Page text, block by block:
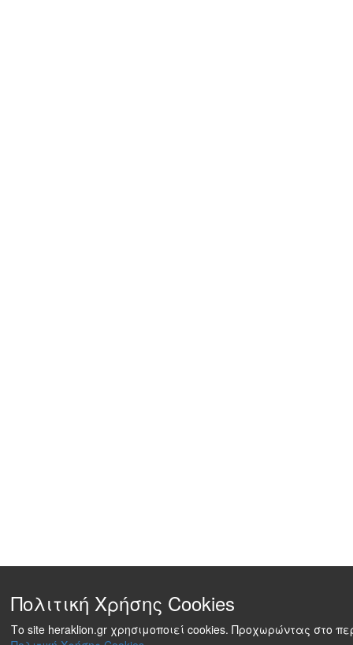
Πολιτική Χρήσης Cookies
Το site heraklion.gr χρησιμοποιεί cookies. Προχωρώντας στο